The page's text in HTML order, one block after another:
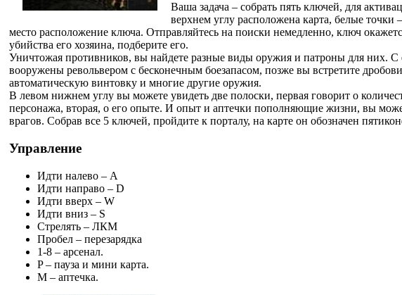
Ваша задача – собрать пять ключей, для
верхнем углу расположена карта, белые точки
место расположение ключа. Отправляйтесь на поиски немедленно, ключ
убийства его хозяина, подберите его.
Уничтожая противников, вы найдете разные виды оружия и патроны для них. С
вооружены револьвером с бесконечным боезапасом, позже вы встретите
автоматическую винтовку и многие другие оружия.
В левом нижнем углу вы можете увидеть две полоски, первая говорит о
персонажа, вторая, о его опыте. И опыт и аптечки пополняющие жизни, вы
врагов. Собрав все 5 ключей, пройдите к порталу, на карте он обозначен
Управление
Идти налево – A
Идти направо – D
Идти вверх – W
Идти вниз – S
Стрелять – ЛКМ
Пробел – перезарядка
1-8 – арсенал.
P – пауза и мини карта.
M – аптечка.